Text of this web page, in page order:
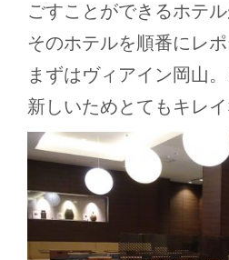
ごすことができるホテル
そのホテルを順番にレ
まずはヴィアイン岡山
新しいためとてもキレ